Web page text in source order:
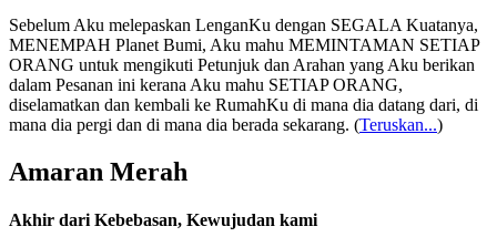
Sebelum Aku melepaskan LenganKu dengan SEGALA Kuatanya,
MENEMPAH Planet Bumi, Aku mahu MEMINTAMAN SETIAP
ORANG untuk mengikuti Petunjuk dan Arahan yang Aku berikan
dalam Pesanan ini kerana Aku mahu SETIAP ORANG,
diselamatkan dan kembali ke RumahKu di mana dia datang dari, di
mana dia pergi dan di mana dia berada sekarang. (Teruskan...)
Amaran Merah
Akhir dari Kebebasan, Kewujudan kami